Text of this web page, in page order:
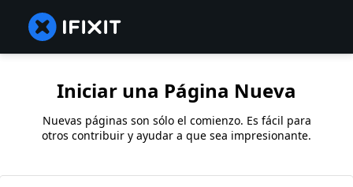
Iniciar una Página Nueva
Nuevas páginas son sólo el comienzo. Es fácil para
otros contribuir y ayudar a que sea impresionante.